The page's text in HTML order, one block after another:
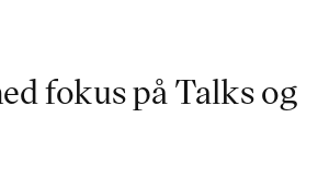
fokus på Talks og